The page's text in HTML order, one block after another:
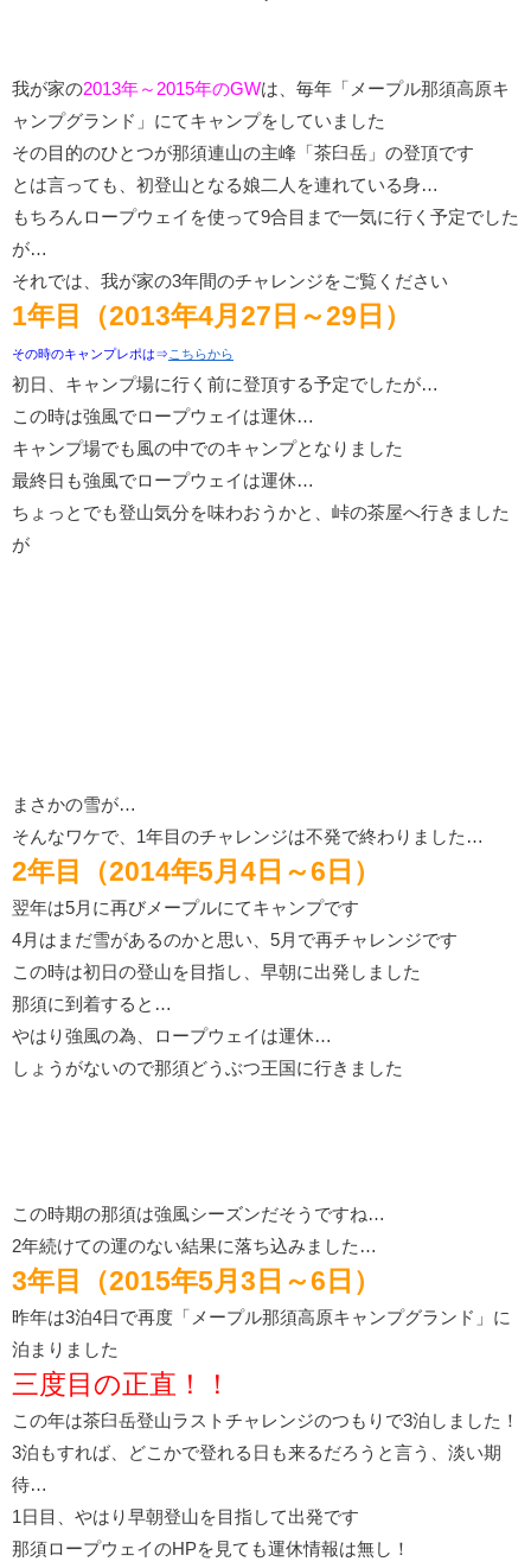
我が家の2013年～2015年のGWは、毎年「メープル那須高原キ
ャンプグランド」にてキャンプをしていました
その目的のひとつが那須連山の主峰「茶臼岳」の登頂です
とは言っても、初登山となる娘二人を連れている身…
もちろんロープウェイを使って9合目まで一気に行く予定でした
が…
それでは、我が家の3年間のチャレンジをご覧ください
1年目（2013年4月27日～29日）
その時のキャンプレポは⇒ こちらから
初日、キャンプ場に行く前に登頂する予定でしたが…
この時は強風でロープウェイは運休…
キャンプ場でも風の中でのキャンプとなりました
最終日も強風でロープウェイは運休…
ちょっとでも登山気分を味わおうかと、峠の茶屋へ行きました
が
まさかの雪が…
そんなワケで、1年目のチャレンジは不発で終わりました…
2年目（2014年5月4日～6日）
翌年は5月に再びメープルにてキャンプです
4月はまだ雪があるのかと思い、5月で再チャレンジです
この時は初日の登山を目指し、早朝に出発しました
那須に到着すると…
やはり強風の為、ロープウェイは運休…
しょうがないので那須どうぶつ王国に行きました
この時期の那須は強風シーズンだそうですね…
2年続けての運のない結果に落ち込みました…
3年目（2015年5月3日～6日）
昨年は3泊4日で再度「メープル那須高原キャンプグランド」に
泊まりました
三度目の正直！！
この年は茶臼岳登山ラストチャレンジのつもりで3泊しました！
3泊もすれば、どこかで登れる日も来るだろうと言う、淡い期
待…
1日目、やはり早朝登山を目指して出発です
那須ロープウェイのHPを見ても運休情報は無し！